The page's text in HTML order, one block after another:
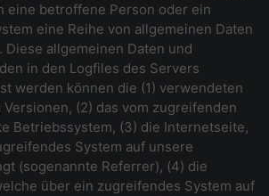
eine betroffene Person oder ein
eine Reihe von allgemeinen Daten
Diese allgemeinen Daten und
in den Logfiles des Servers
werden können die (1) verwendeten
(2) das vom zugreifenden
Betriebssystem, (3) die Internetseite,
System auf unsere
(sogenannte Referrer), (4) die
über ein zugreifendes System auf